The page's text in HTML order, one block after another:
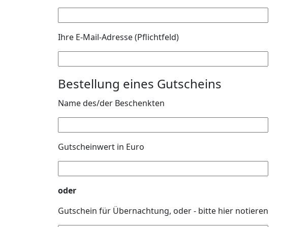
Ihre E-Mail-Adresse (Pflichtfeld)
Bestellung eines Gutscheins
Name des/der Beschenkten
Gutscheinwert in Euro
oder
Gutschein für Übernachtung, oder - bitte hier notieren